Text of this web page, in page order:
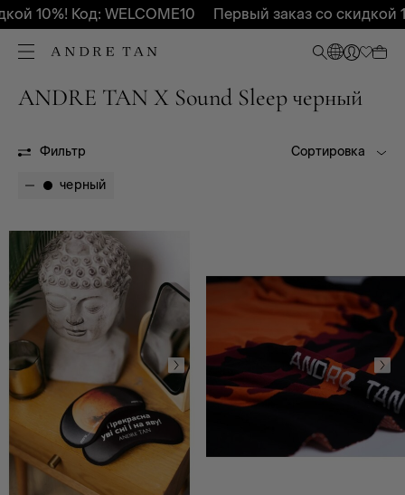
10%! Код: WELCOME10 Первый заказ со скидкой
ANDRE TAN X Sound Sleep черный
Фильтр
БР
Сортировка
черный